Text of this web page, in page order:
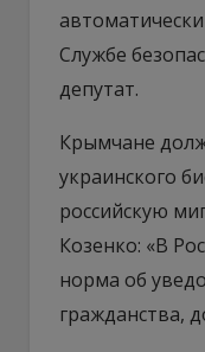
Службе
депутат.
Крымчане
украинского
российскую
Козенко: «В
норма об
гражданства,